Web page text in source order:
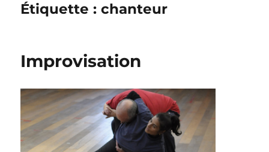
Étiquette :chanteur
Improvisation